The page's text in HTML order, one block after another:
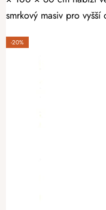
smrkový masiv pro
-20%